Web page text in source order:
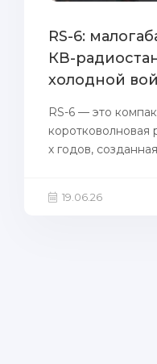
RS-6:
КВ-
холодной
RS-6 — это
коротковолновая
х годов,
19.06.26